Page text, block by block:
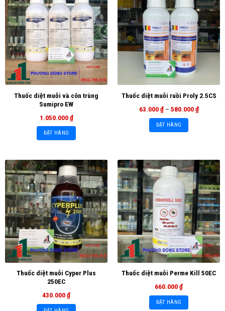
Thuốc diệt muỗi và côn trùng
Sumipro EW
1.050.000₫
ĐẶT HÀNG
Thuốc diệt muỗi ruồi Proly 2.5CS
63.000₫ – 580.000₫
ĐẶT HÀNG
Thuốc diệt muỗi Cyper Plus
250EC
430.000₫
Thuốc diệt muỗi Perme Kill 50EC
660.000₫
ĐẶT HÀNG